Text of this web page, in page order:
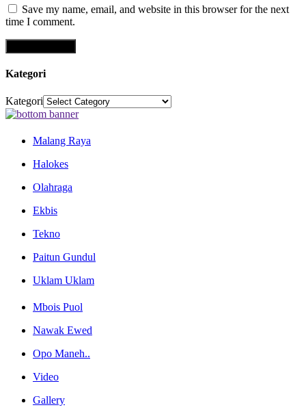
Save my name, email, and website in this browser for the next
time I comment.
Kategori
Kategori
Malang Raya
Halokes
Olahraga
Ekbis
Tekno
Paitun Gundul
Uklam Uklam
Mbois Puol
Nawak Ewed
Opo Maneh..
Video
Gallery